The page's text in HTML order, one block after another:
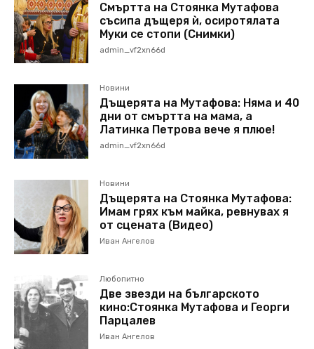
Смъртта на Стоянка Мутафова
съсипа дъщеря ѝ, осиротялата
Муки се стопи (Снимки)
admin_vf2xn66d
Новини
Дъщерята на Мутафова: Няма и 40
дни от смъртта на мама, а
Латинка Петрова вече я плюе!
admin_vf2xn66d
Новини
Дъщерята на Стоянка Мутафова:
Имам грях към майка, ревнувах я
от сцената (Видео)
Иван Ангелов
Любопитно
Две звезди на българското
кино:Стоянка Мутафова и Георги
Парцалев
Иван Ангелов